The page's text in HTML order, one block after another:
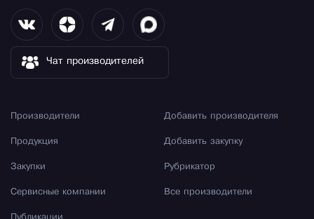
Чат производителей
Производители
Продукция
Закупки
Сервисные компании
Добавить производителя
Добавить закупку
Рубрикатор
Все производители